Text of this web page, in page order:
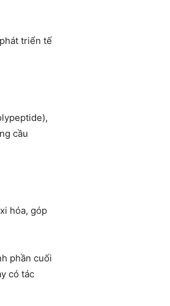
triển tế
cầu
hóa, góp
phần cuối
có tác